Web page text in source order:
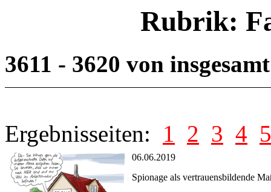
Rubrik:
3611 - 3620 von
Ergebnisseiten: 1 2 3 4 5
06.06.2019
Spionage als vertrauensbildende